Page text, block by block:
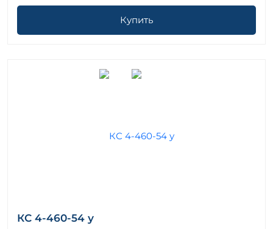
Купить
КС 4-460-54 у